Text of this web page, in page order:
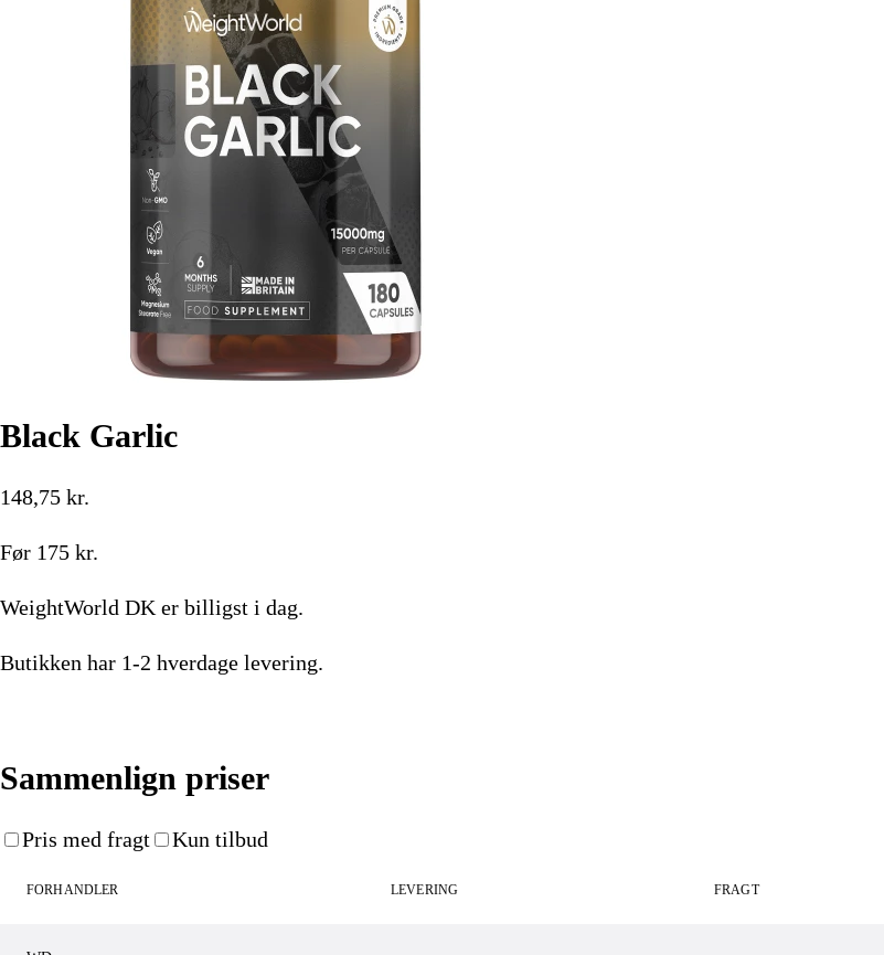
Black Garlic
148,75 kr.
Før 175 kr.
WeightWorld DK er billigst i dag.
Butikken har 1-2 hverdage levering.
Sammenlign priser
Pris med fragt Kun tilbud
FORHANDLER LEVERING FRAGT